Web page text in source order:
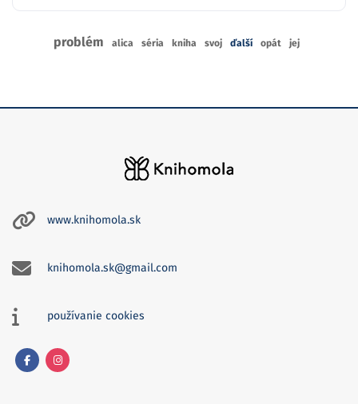
problém alica séria kniha svoj ďalší opát jej
www.knihomola.sk
knihomola.sk@gmail.com
používanie cookies